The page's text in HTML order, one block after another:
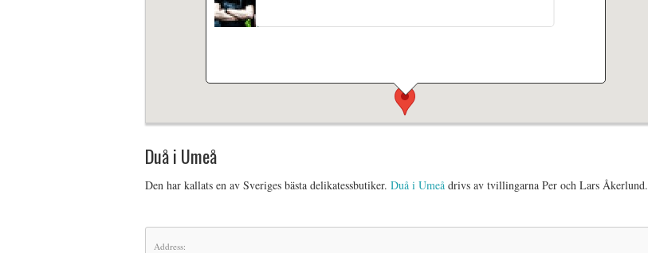
Duå i Umeå
Den har kallats en av Sveriges bästa delikatessbutiker. Duå i Umeå drivs av tvillingarna Per och Lars Åkerlund.
Address: